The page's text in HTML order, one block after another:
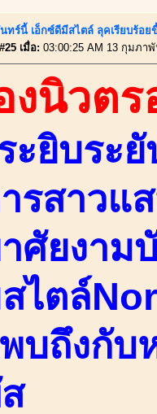
ทร์นี้ เอ็กซ์ดีมีสไตล์ ลุคเรียบร้อ
เมื่อ: 03:00:25 AM 13 กุมภา
งนิวตร
ะยิบระ
รสาวแ
ศัยงาม
ไตล์
บถึงกับ